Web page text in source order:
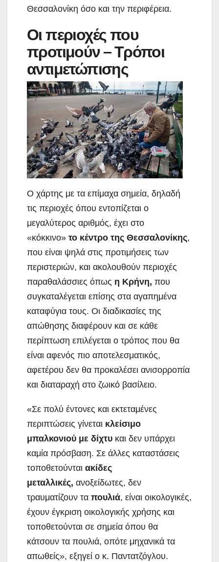
Θεσσαλονίκη όσο και την περιφέρεια.
Οι περιοχές που
προτιμούν – Τρόποι
αντιμετώπισης
Ο χάρτης με τα επίμαχα σημεία, δηλαδή
τις περιοχές όπου εντοπίζεται ο
μεγαλύτερος αριθμός, έχει στο
«κόκκινο» το κέντρο της Θεσσαλονίκης,
που είναι ψηλά στις προτιμήσεις των
περιστεριών, και ακολουθούν περιοχές
παραθαλάσσιες όπως η Κρήνη, που
συγκαταλέγεται επίσης στα αγαπημένα
καταφύγια τους. Οι διαδικασίες της
απώθησης διαφέρουν και σε κάθε
περίπτωση επιλέγεται ο τρόπος που θα
είναι αφενός πιο αποτελεσματικός,
αφετέρου δεν θα προκαλέσει ανισορροπία
και διαταραχή στο ζωικό βασίλειο.
«Σε πολύ έντονες και εκτεταμένες
περιπτώσεις γίνεται κλείσιμο
μπαλκονιού με δίχτυ και δεν υπάρχει
καμία πρόσβαση. Σε άλλες καταστάσεις
τοποθετούνται ακίδες
μεταλλικές, ανοξείδωτες, δεν
τραυματίζουν τα πουλιά, είναι οικολογικές,
έχουν έγκριση οικολογικής χρήσης και
τοποθετούνται σε σημεία όπου θα
κάτσουν τα πουλιά, οπότε μηχανικά τα
απωθείς», εξηγεί ο κ. Παντατζόγλου.